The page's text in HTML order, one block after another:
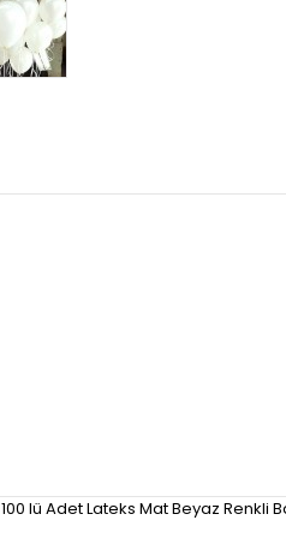
100 lü Adet Lateks Mat Beyaz Renkli